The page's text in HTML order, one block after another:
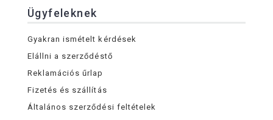
Ügyfeleknek
Gyakran ismételt kérdések
Elállni a szerződéstő
Reklamációs űrlap
Fizetés és szállítás
Általános szerződési feltételek